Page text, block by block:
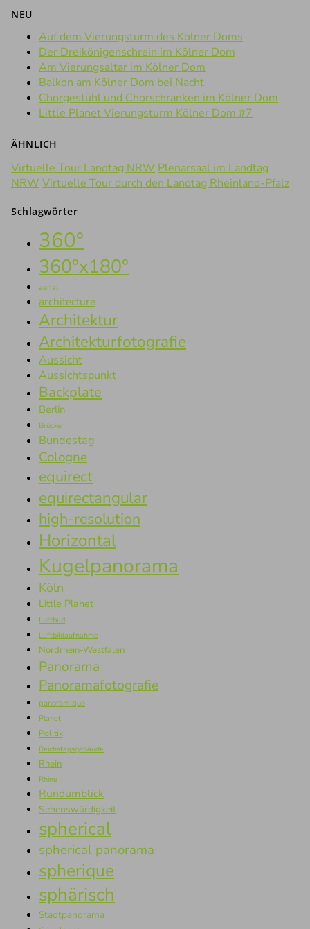
NEU
Auf dem Vierungsturm des Kölner Doms
Der Dreikönigenschrein im Kölner Dom
Am Vierungsaltar im Kölner Dom
Balkon am Kölner Dom bei Nacht
Chorgestühl und Chorschranken im Kölner Dom
Little Planet Vierungsturm Kölner Dom #7
ÄHNLICH
Virtuelle Tour Landtag NRW Plenarsaal im Landtag
NRW Virtuelle Tour durch den Landtag Rheinland-Pfalz
Schlagwörter
360°
360°x180°
aerial
architecture
Architektur
Architekturfotografie
Aussicht
Aussichtspunkt
Backplate
Berlin
Brücke
Bundestag
Cologne
equirect
equirectangular
high-resolution
Horizontal
Kugelpanorama
Köln
Little Planet
Luftbild
Luftbildaufnahme
Nordrhein-Westfalen
Panorama
Panoramafotografie
panoramique
Planet
Politik
Reichstagsgebäude
Rhein
Rhine
Rundumblick
Sehenswürdigkeit
spherical
spherical panorama
spherique
sphärisch
Stadtpanorama